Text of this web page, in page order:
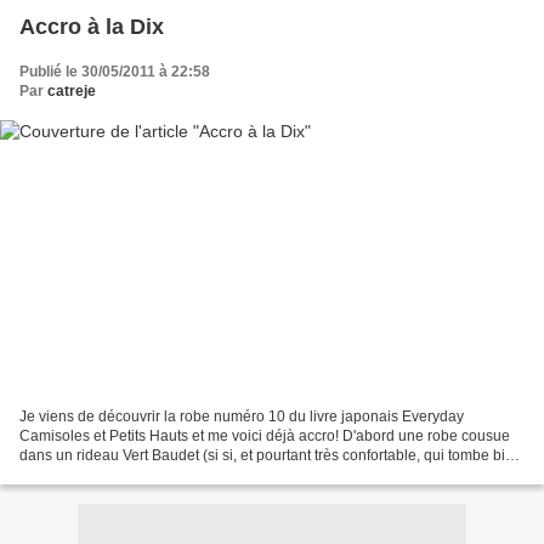
Accro à la Dix
Publié le 30/05/2011 à 22:58
Par catreje
Je viens de découvrir la robe numéro 10 du livre japonais Everyday
Camisoles et Petits Hauts et me voici déjà accro! D'abord une robe cousue
dans un rideau Vert Baudet (si si, et pourtant très confortable, qui tombe bien